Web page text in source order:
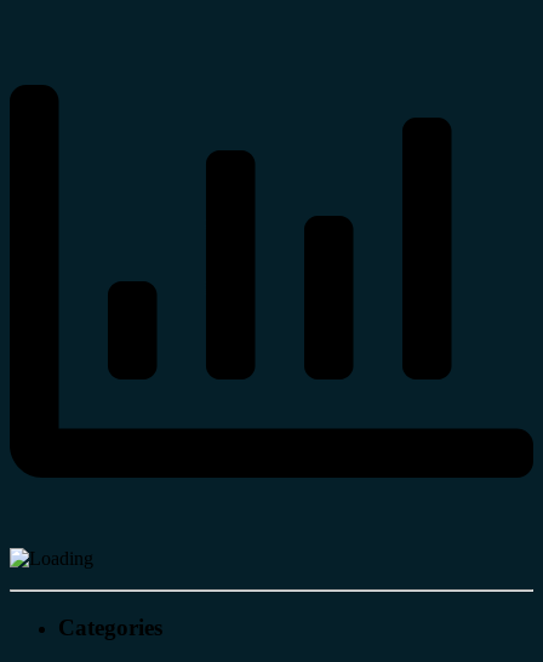
Categories